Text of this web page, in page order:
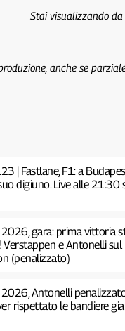
Stai visualizzando da
anche se
| Fastlane, F1: a
digiuno. Live alle 21:30
2026, gara: prima vittoria
e Antonelli sul
(penalizzato)
2026, Antonelli
rispettato le bandiere